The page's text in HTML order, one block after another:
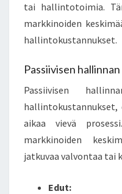
tai hallintotoimia.
markkinoiden
hallintokustannukset.
Passiivisen
Passiivisen
hallintokustannukset,
aikaa vievä
markkinoiden
jatkuvaa valvontaa tai
Edut: